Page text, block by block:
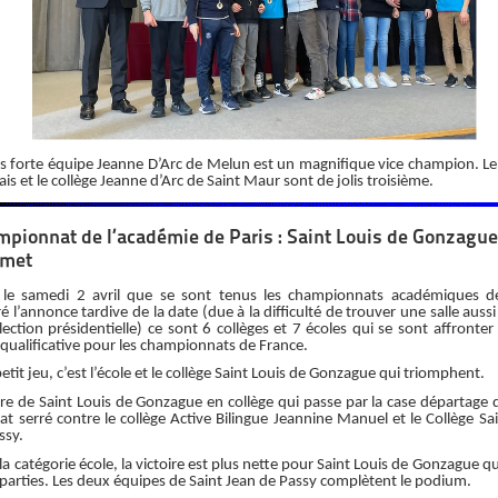
forte équipe Jeanne D’Arc de Melun est un magnifique vice champion.
et le collège Jeanne d’Arc de Saint Maur sont de jolis troisième.
de l’académie de Paris : Saint Louis de
le samedi 2 avril que se sont tenus les championnats académiques
l’annonce tardive de la date (due à la difficulté de trouver une salle
présidentielle) ce sont 6 collèges et 7 écoles qui se sont
pour les championnats de France.
jeu, c’est l’école et le collège Saint Louis de Gonzague qui triomphent.
de Saint Louis de Gonzague en collège qui passe par la case départage
serré contre le collège Active Bilingue Jeannine Manuel et le Collège
catégorie école, la victoire est plus nette pour Saint Louis de Gonzague
Les deux équipes de Saint Jean de Passy complètent le podium.